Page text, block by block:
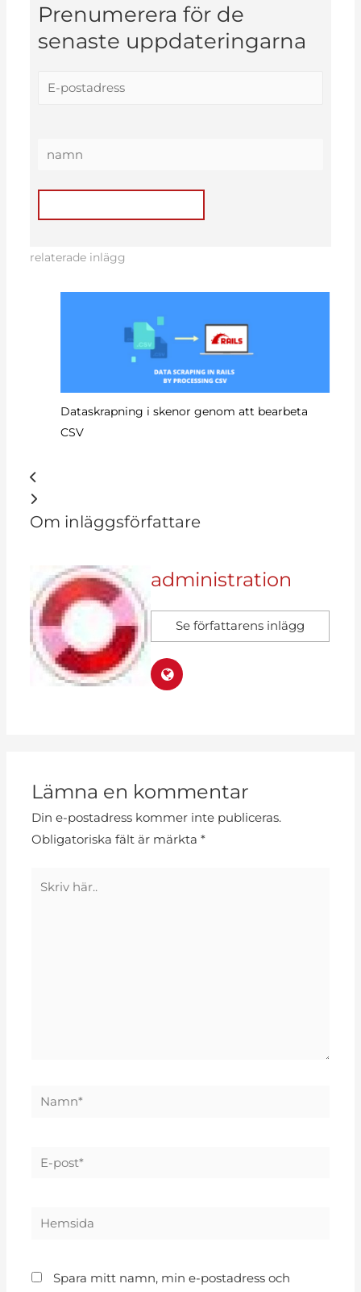
Prenumerera för de
senaste uppdateringarna
relaterade inlägg
Dataskrapning i skenor genom att bearbeta
CSV
Om inläggsförfattare
administration
Se författarens inlägg
Lämna en kommentar
Din e-postadress kommer inte publiceras.
Obligatoriska fält är märkta*
Spara mitt namn, min e-postadress och